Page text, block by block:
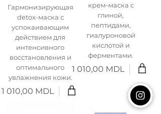
Гармонизирующая
detox-маска с
успокаивающим
действием для
интенсивного
восстановления и
оптимального
увлажнения кожи.
Цена
1 010,00 MDL
крем-маска с
глиной,
пептидами,
гиалуроновой
кислотой и
ферментами.
Цена
1 010,00 MDL